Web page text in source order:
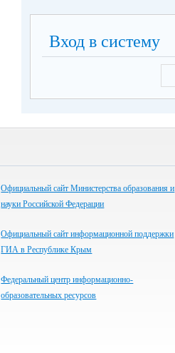
Вход в систему
Официальный сайт Министерства образования и
науки Российской Федерации
Официальный сайт информационной поддержки
ГИА в Республике Крым
Федеральный центр информационно-
образовательных ресурсов